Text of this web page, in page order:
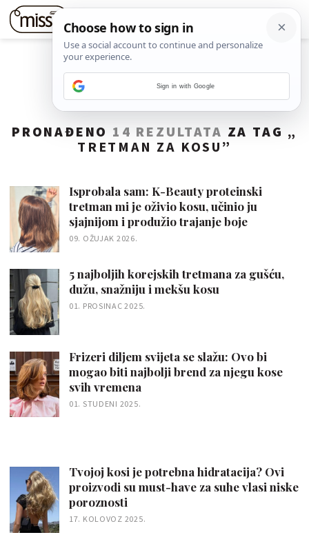
PRONAĐENO 14 REZULTATA ZA TAG „
TRETMAN ZA KOSU ”
Isprobala sam: K-Beauty proteinski
tretman mi je oživio kosu, učinio ju
sjajnijom i produžio trajanje boje
09. OŽUJAK 2026.
5 najboljih korejskih tretmana za gušću,
dužu, snažniju i mekšu kosu
01. PROSINAC 2025.
Frizeri diljem svijeta se slažu: Ovo bi
mogao biti najbolji brend za njegu kose
svih vremena
01. STUDENI 2025.
Tvojoj kosi je potrebna hidratacija? Ovi
proizvodi su must-have za suhe vlasi niske
poroznosti
17. KOLOVOZ 2025.
Sign in with Google